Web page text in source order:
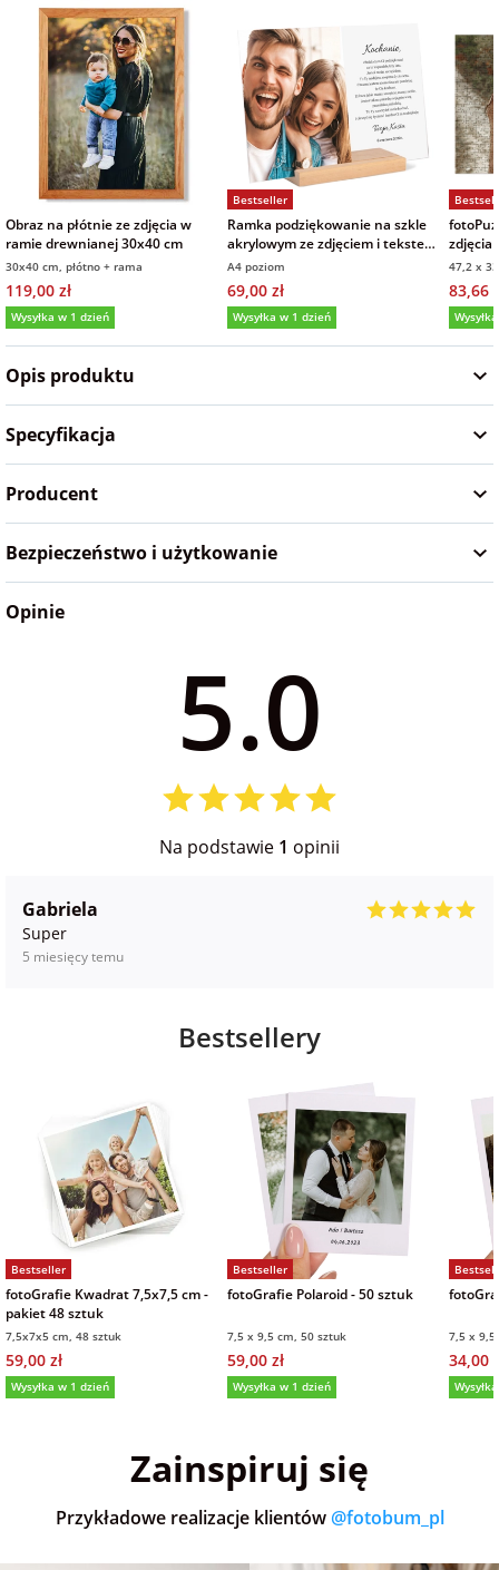
na Wielkanoc
na wieczór
panieński
na wieczór
Obraz na płótnie ze zdjęcia w
ramie drewnianej 30x40 cm
30x40 cm, płótno + rama
119,00 zł
Wysyłka w 1 dzień
Bestseller
Ramka podziękowanie na szkle
akrylowym ze zdjęciem i tekstem
21x30 cm
A4 poziom
69,00 zł
Wysyłka w 1 dzień
zdjęcia
47,2 x
83,66
Opis produktu
Specyfikacja
Producent
Bezpieczeństwo i użytkowanie
Opinie
5.0
Na podstawie 1 opinii
Gabriela
Super
5 miesięcy temu
Bestsellery
Bestseller
fotoGrafie Kwadrat 7,5x7,5 cm -
pakiet 48 sztuk
7,5x7x5 cm, 48 sztuk
59,00 zł
Wysyłka w 1 dzień
Bestseller
fotoGrafie Polaroid - 50 sztuk
7,5 x 9,5 cm, 50 sztuk
59,00 zł
Wysyłka w 1 dzień
7,5 x
34,00
Zainspiruj się
Przykładowe realizacje klientów @fotobum_pl